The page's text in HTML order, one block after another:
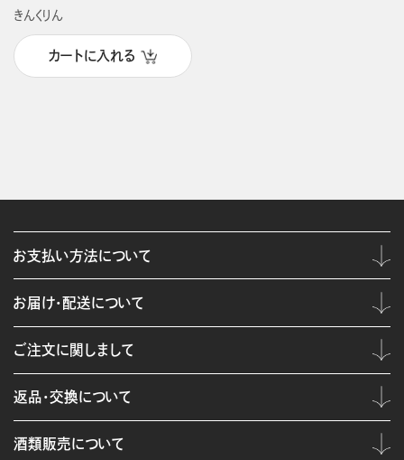
きんくりん
カートに入れる
お支払い方法について
お届け・配送について
ご注文に関しまして
返品・交換について
酒類販売について